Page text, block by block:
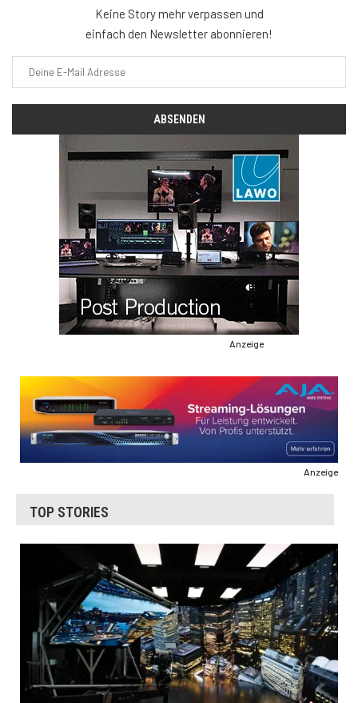
Keine Story mehr verpassen und
einfach den Newsletter abonnieren!
Anzeige
Anzeige
TOP STORIES